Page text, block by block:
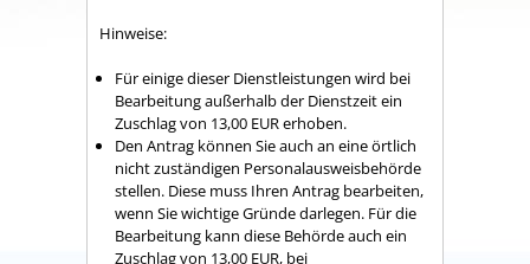
Hinweise:
Für einige dieser Dienstleistungen wird bei
Bearbeitung außerhalb der Dienstzeit ein
Zuschlag von 13,00 EUR erhoben.
Den Antrag können Sie auch an eine örtlich
nicht zuständigen Personalausweisbehörde
stellen. Diese muss Ihren Antrag bearbeiten,
wenn Sie wichtige Gründe darlegen. Für die
Bearbeitung kann diese Behörde auch ein
Zuschlag von 13,00 EUR, bei